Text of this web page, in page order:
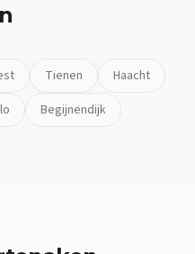
Tienen
Haacht
Begijnendijk